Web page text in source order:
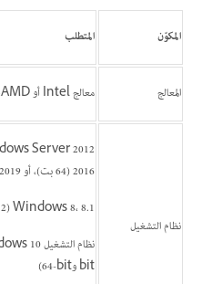
المكوّن المتطلب
المعالج معالج Intel أو AMD، معالج بسرعة 1,5 جيجاهرتز أو أسرع
نظام التشغيل
2016 (64 بت)، أو 2019 (64 بت)
Windows 8، 8.1 (32 بت و64 بت)
bit و‎64-bit)